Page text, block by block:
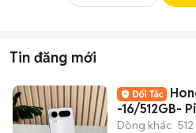
Tin đăng mới
-16/512GB-
Dòng khác